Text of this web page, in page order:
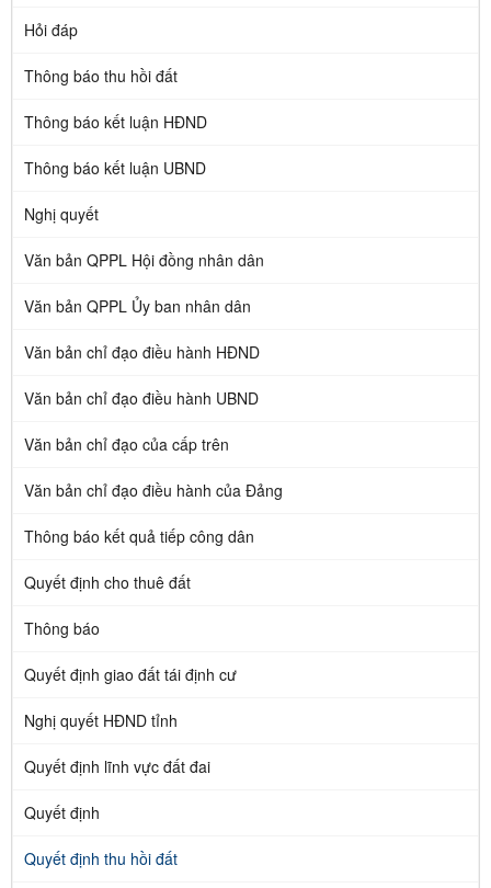
Hỏi đáp
Thông báo thu hồi đất
Thông báo kết luận HĐND
Thông báo kết luận UBND
Nghị quyết
Văn bản QPPL Hội đồng nhân dân
Văn bản QPPL Ủy ban nhân dân
Văn bản chỉ đạo điều hành HĐND
Văn bản chỉ đạo điều hành UBND
Văn bản chỉ đạo của cấp trên
Văn bản chỉ đạo điều hành của Đảng
Thông báo kết quả tiếp công dân
Quyết định cho thuê đất
Thông báo
Quyết định giao đất tái định cư
Nghị quyết HĐND tỉnh
Quyết định lĩnh vực đất đai
Quyết định
Quyết định thu hồi đất